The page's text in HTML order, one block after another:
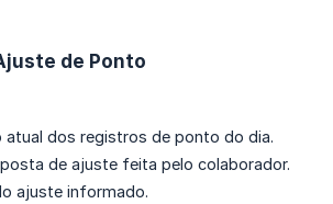
de Ponto
atual dos registros de ponto do dia.
de ajuste feita pelo colaborador.
ajuste informado.